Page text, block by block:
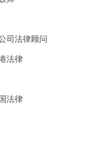
华人民共和国北
司法律顾问
港法律 中伦律师
国香港中环康
国法律 北京市
华人民共和国北